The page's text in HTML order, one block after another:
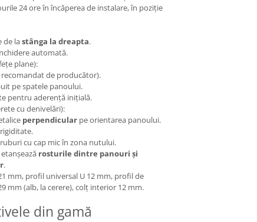
24 ore în încăperea de instalare, în poziție
de lastânga la dreapta.
automată.
plane):
de producător).
pe spatele panoului.
pentru aderență inițială.
cu denivelări):
perpendicular pe orientarea panoului.
cu cap mic în zona nutului.
etanșează rosturile dintre panouri și
.
mm, profil universal U 12 mm, profil de
mm (alb, la cerere), colț interior 12 mm.
din gamă